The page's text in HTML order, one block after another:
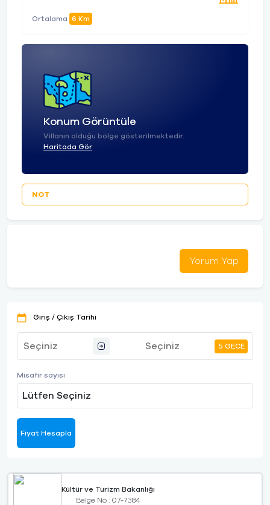
Ortalama 6 Km
Konum Görüntüle
Villanın olduğu bölge gösterilmektedir.
Haritada Gör
NOT
Yorum Yap
Giriş / Çıkış Tarihi
5 GECE
Misafir sayısı
Lütfen Seçiniz
Fiyat Hesapla
Kültür ve Turizm Bakanlığı
Belge No : 07-7384